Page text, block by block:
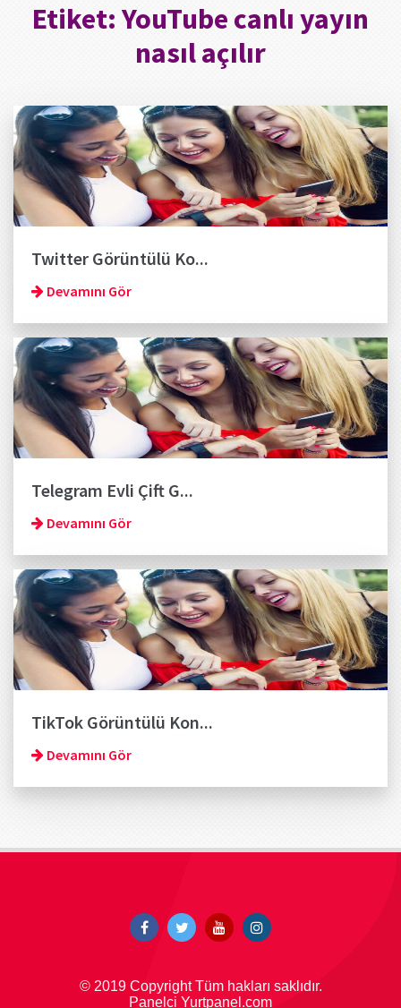
Etiket:YouTube canlı yayın
nasıl açılır
Twitter Görüntülü Ko...
Devamını Gör
Telegram Evli Çift G...
Devamını Gör
TikTok Görüntülü Kon...
Devamını Gör
© 2019 Copyright Tüm hakları saklıdır.
Panelci Yurtpanel.com